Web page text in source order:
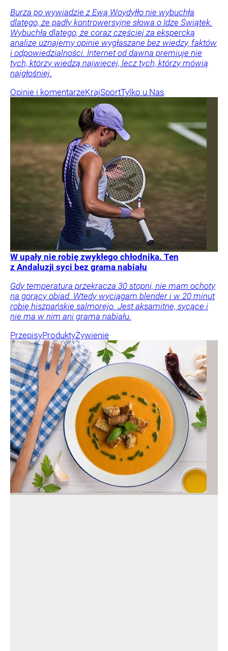
Burza po wywiadzie z Ewą Woydyłło nie wybuchła
dlatego, że padły kontrowersyjne słowa o Idze Świątek.
Wybuchła dlatego, że coraz częściej za ekspercką
analizę uznajemy opinie wygłaszane bez wiedzy, faktów
i odpowiedzialności. Internet od dawna premiuje nie
tych, którzy wiedzą najwięcej, lecz tych, którzy mówią
najgłośniej.
Opinie i komentarzeKrajSportTylko u Nas
W upały nie robię zwykłego chłodnika. Ten
z Andaluzji syci bez grama nabiału
Gdy temperatura przekracza 30 stopni, nie mam ochoty
na gorący obiad. Wtedy wyciągam blender i w 20 minut
robię hiszpańskie salmorejo. Jest aksamitne, sycące i
nie ma w nim ani grama nabiału.
PrzepisyProduktyŻywienie